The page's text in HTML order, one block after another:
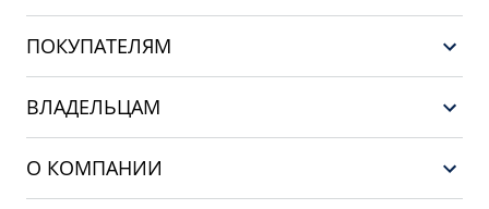
CITYRAY
ATLAS
OKAVANGO
ПОКУПАТЕЛЯМ
ВЛАДЕЛЬЦАМ
О КОМПАНИИ